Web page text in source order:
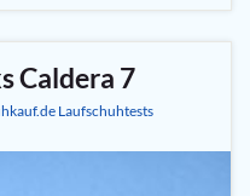
Caldera 7
Laufschuhtests